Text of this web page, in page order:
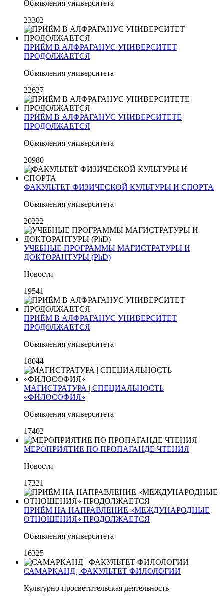
Объявления университета
23302
ПРИЁМ В АЛФРАГАНУС УНИВЕРСИТЕТ
ПРОДОЛЖАЕТСЯ
Объявления университета
22627
ПРИЁМ В АЛФРАГАНУС УНИВЕРСИТЕТЕ
ПРОДОЛЖАЕТСЯ
Объявления университета
20980
ФАКУЛЬТЕТ ФИЗИЧЕСКОЙ КУЛЬТУРЫ И СПОРТА
Объявления университета
20222
УЧЕБНЫЕ ПРОГРАММЫ МАГИСТРАТУРЫ И
ДОКТОРАНТУРЫ (PhD)
Новости
19541
ПРИЁМ В АЛФРАГАНУС УНИВЕРСИТЕТ
ПРОДОЛЖАЕТСЯ
Объявления университета
18044
МАГИСТРАТУРА | СПЕЦИАЛЬНОСТЬ
«ФИЛОСОФИЯ»
Объявления университета
17402
МЕРОПРИЯТИЕ ПО ПРОПАГАНДЕ ЧТЕНИЯ
Новости
17321
ПРИЁМ НА НАПРАВЛЕНИЕ «МЕЖДУНАРОДНЫЕ
ОТНОШЕНИЯ» ПРОДОЛЖАЕТСЯ
Объявления университета
16325
САМАРКАНД | ФАКУЛЬТЕТ ФИЛОЛОГИИ
Культурно-просветительская деятельность